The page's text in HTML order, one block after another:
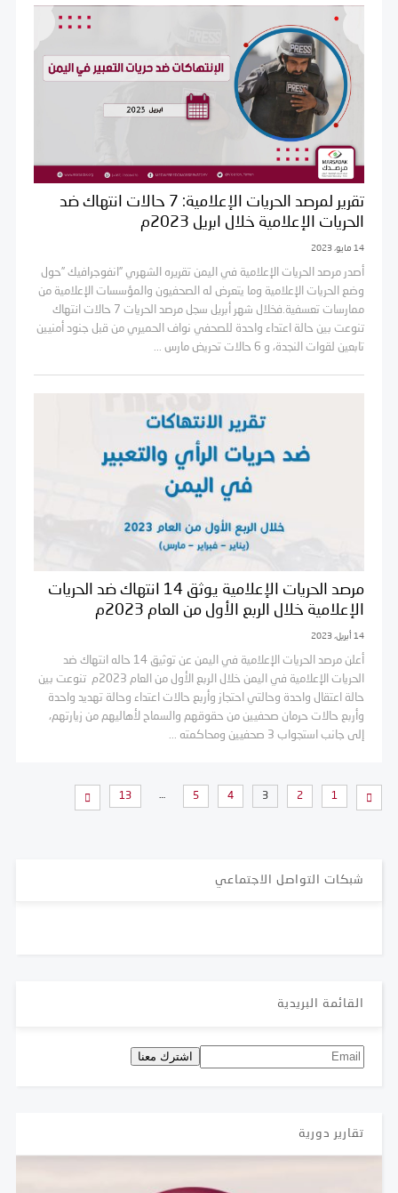
تقرير لمرصد الحريات الإعلامية: 7 حالات انتهاك ضد
الحريات الإعلامية خلال ابريل 2023م
14 مايو، 2023
أصدر مرصد الحريات الإعلامية في اليمن تقريره الشهري ”انفوجرافيك ”حول
وضع الحريات الإعلامية وما يتعرض له الصحفيون والمؤسسات الإعلامية من
ممارسات تعسفية.فخلال شهر أبريل سجل مرصد الحريات 7 حالات انتهاك
تنوعت بين حالة اعتداء واحدة للصحفي نواف الحميري من قبل جنود أمنيين
تابعين لقوات النجدة، و 6 حالات تحريض مارس ...
مرصد الحريات الإعلامية يوثق 14 انتهاك ضد الحريات
الإعلامية خلال الربع الأول من العام 2023م
14 أبريل، 2023
أعلن مرصد الحريات الإعلامية في اليمن عن توثيق 14 حاله انتهاك ضد
الحريات الإعلامية في اليمن خلال الربع الأول من العام 2023م تنوعت بين
حالة اعتقال واحدة وحالتي احتجاز وأربع حالات اعتداء وحالة تهديد واحدة
وأربع حالات حرمان صحفيين من حقوقهم والسماح لأهاليهم من زيارتهم،
إلى جانب استجواب 3 صحفيين ومحاكمته ...
1
2
3
4
5
…
13
شبكات التواصل الاجتماعي
القائمة البريدية
تقارير دورية